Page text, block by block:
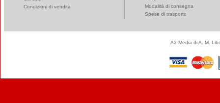
Condizioni di vendita
Modalità di consegna
Spese di trasporto
A2 Media di A. M.